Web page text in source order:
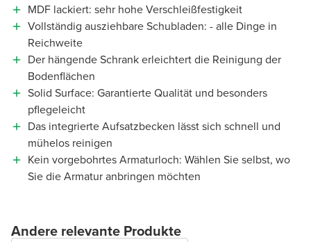
MDF lackiert: sehr hohe Verschleißfestigkeit
Vollständig ausziehbare Schubladen: - alle Dinge in
Reichweite
Der hängende Schrank erleichtert die Reinigung der
Bodenflächen
Solid Surface: Garantierte Qualität und besonders
pflegeleicht
Das integrierte Aufsatzbecken lässt sich schnell und
mühelos reinigen
Kein vorgebohrtes Armaturloch: Wählen Sie selbst, wo
Sie die Armatur anbringen möchten
Andere relevante Produkte